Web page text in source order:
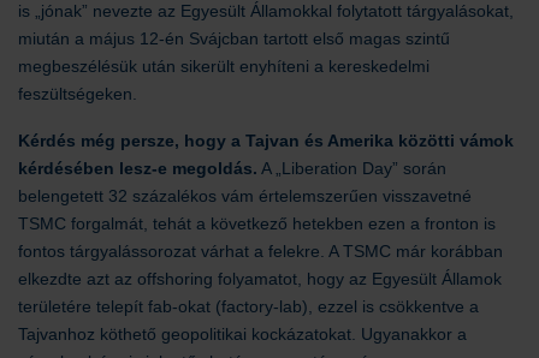
is „jónak” nevezte az Egyesült Államokkal folytatott tárgyalásokat,
miután a május 12-én Svájcban tartott első magas szintű
megbeszélésük után sikerült enyhíteni a kereskedelmi
feszültségeken.
Kérdés még persze, hogy a Tajvan és Amerika közötti vámok
kérdésében lesz-e megoldás. A „Liberation Day” során
belengetett 32 százalékos vám értelemszerűen visszavetné
TSMC forgalmát, tehát a következő hetekben ezen a fronton is
fontos tárgyalássorozat várhat a felekre. A TSMC már korábban
elkezdte azt az offshoring folyamatot, hogy az Egyesült Államok
területére telepít fab-okat (factory-lab), ezzel is csökkentve a
Tajvanhoz köthető geopolitikai kockázatokat. Ugyanakkor a